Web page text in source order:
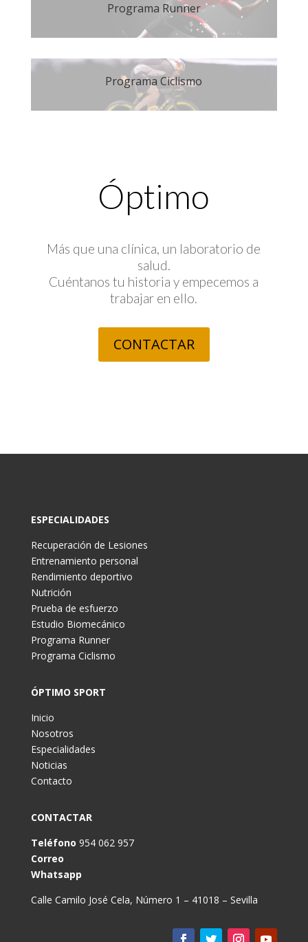
Programa Runner
Programa Ciclismo
Óptimo
Más que una clínica, un laboratorio de
salud.
Cuéntanos tu historia y empecemos a
trabajar en ello.
CONTACTAR
ESPECIALIDADES
Recuperación de Lesiones
Entrenamiento personal
Rendimiento deportivo
Nutrición
Prueba de esfuerzo
Estudio Biomecánico
Programa Runner
Programa Ciclismo
ÓPTIMO SPORT
Inicio
Nosotros
Especialidades
Noticias
Contacto
CONTACTAR
Teléfono 954 062 957
Correo
Whatsapp
Calle Camilo José Cela, Número 1 – 41018 – Sevilla